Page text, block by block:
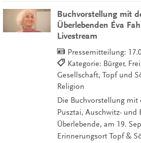
Buchvorstellung mit
Überlebenden Éva
Livestream
Pressemitteilung:
Kategorie: Bürger,
Gesellschaft, Topf und
Religion
Die Buchvorstellung
Pusztai, Auschwitz- und
Überlebende, am 19.
Erinnerungsort Topf &